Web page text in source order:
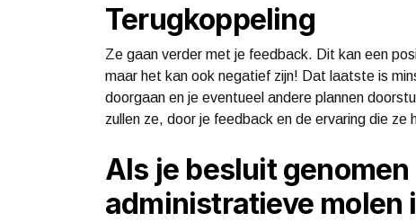
Terugkoppeling
Ze gaan verder met je feedback. Dit kan een
maar het kan ook negatief zijn! Dat laatste is
doorgaan en je eventueel andere plannen
zullen ze, door je feedback en de ervaring die
Als je besluit
administratieve molen